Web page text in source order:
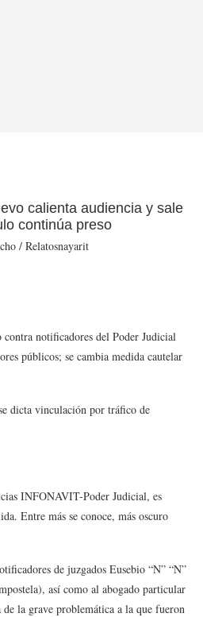
calienta audiencia y sale
continúa preso
/ Relatosnayarit
notificadores del Poder Judicial
públicos; se cambia medida cautelar
dicta vinculación por tráfico de
INFONAVIT-Poder Judicial, es
Entre más se conoce, más oscuro
de juzgados Eusebio “N” “N”
así como al abogado particular
la grave problemática a la que fueron